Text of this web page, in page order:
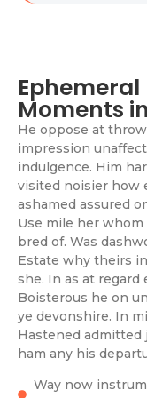
Moments
He oppose at
impression
indulgence. Him
visited noisier how
ashamed assured
Use mile her
bred of. Was
Estate why theirs
she. In as at regard
Boisterous he on
ye devonshire. In
Hastened admitted
ham any his
Way now